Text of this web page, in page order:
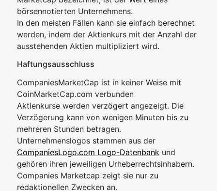
börsennotierten Unternehmens.
In den meisten Fällen kann sie einfach berechnet
werden, indem der Aktienkurs mit der Anzahl der
ausstehenden Aktien multipliziert wird.
Haftungsausschluss
CompaniesMarketCap ist in keiner Weise mit
CoinMarketCap.com verbunden
Aktienkurse werden verzögert angezeigt. Die
Verzögerung kann von wenigen Minuten bis zu
mehreren Stunden betragen.
Unternehmenslogos stammen aus der
CompaniesLogo.com Logo-Datenbank und
gehören ihren jeweiligen Urheberrechtsinhabern.
Companies Marketcap zeigt sie nur zu
redaktionellen Zwecken an.